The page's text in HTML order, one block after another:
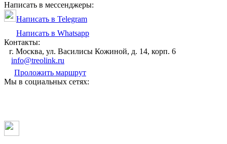
Написать в мессенджеры:
Написать в Telegram
Написать в Whatsapp
Контакты:
г. Москва, ул. Василисы Кожиной, д. 14, корп. 6
info@treolink.ru
Проложить маршрут
Мы в социальных сетях: